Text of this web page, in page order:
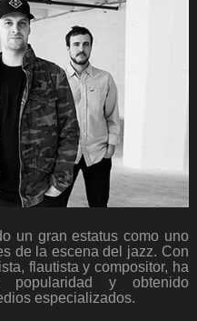
un gran estatus como uno
de la escena del jazz. Con
flautista y compositor, ha
popularidad y obtenido
especializados.